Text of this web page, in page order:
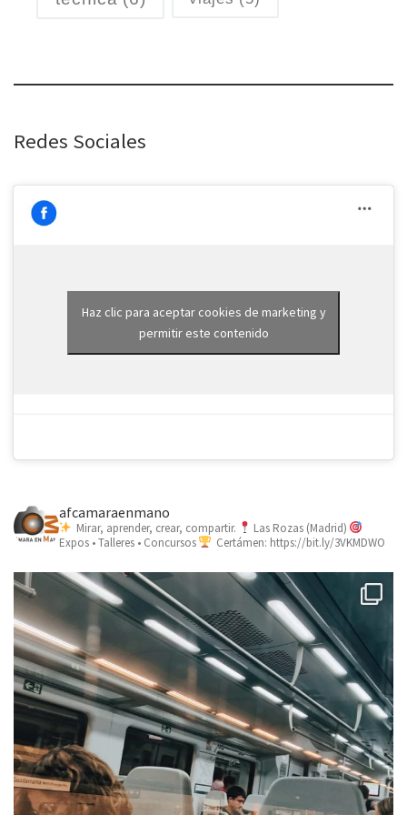
Redes Sociales
Haz clic para aceptar cookies de marketing y
permitir este contenido
afcamaraenmano
Mirar, aprender, crear, compartir.
Las Rozas (Madrid)
Expos • Talleres • Concursos
Certámen: https://bit.ly/3VKMDWO